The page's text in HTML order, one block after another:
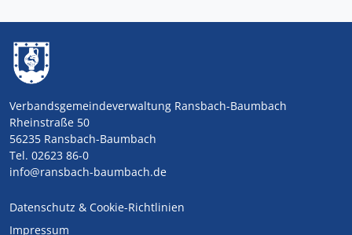
Verbandsgemeindeverwaltung Ransbach-Baumbach
Rheinstraße 50
56235 Ransbach-Baumbach
Tel. 02623 86-0
info@ransbach-baumbach.de
Datenschutz & Cookie-Richtlinien
Impressum